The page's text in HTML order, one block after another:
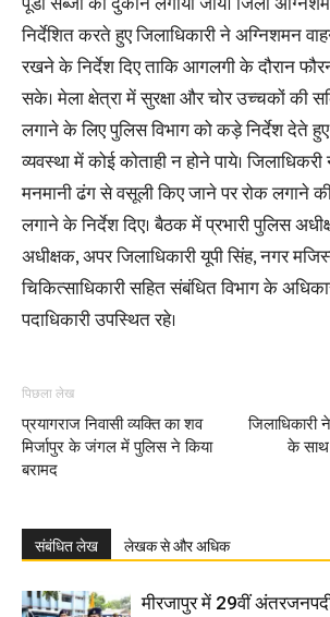
निर्देशित करते हुए जिलाधिकारी ने अग्निशमन
रखने के निर्देश दिए ताकि आगलगी के दौरान
सके। मेला क्षेत्रा में सुरक्षा और चोर उच्चकों की
लगाने के लिए पुलिस विभाग को कड़े निर्देश देते हुए
व्यवस्था में कोई कोताही न होने पाये।
मनमानी ढंग से वसूली किए जाने पर रोक लगाने की
लगाने के निर्देश दिए। बैठक में प्रभारी पुलिस
अधीक्षक, अपर जिलाधिकारी यूपी सिंह, नगर
चिकित्साधिकारी सहित संबंधित विभाग के
पदाधिकारी उपस्थित रहे।
पिछला लेख
प्रयागराज निवासी व्यक्ति का शव
मिर्जापुर के जंगल में पुलिस ने किया
बरामद
जिलाधिकारी
के साथ
संबंधित लेख लेखक से और अधिक
मीरजापुर में 29वीं